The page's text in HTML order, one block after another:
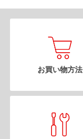
お買い物方法